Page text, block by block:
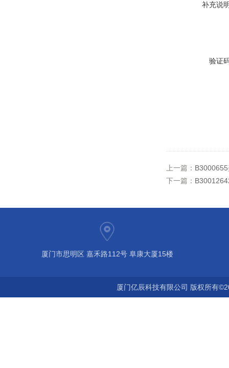
补充说
验证
上一篇：
下一篇：
厦门市思明区 嘉禾路112号 阜康大厦15楼
厦门亿辰科技有限公司 版权所有